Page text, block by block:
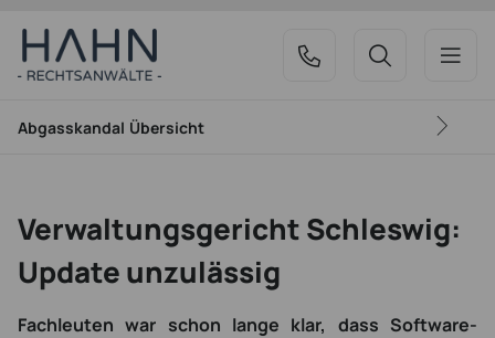
Abgasskandal Übersicht
Verwaltungsgericht Schleswig:
Update unzulässig
Fachleuten war schon lange klar, dass Software-